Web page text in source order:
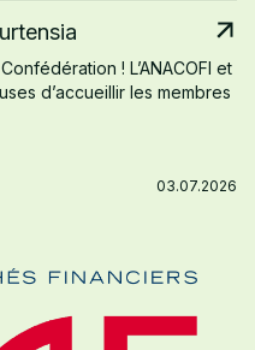
! L’ANACOFI et
d’accueillir les membres
03.07.2026